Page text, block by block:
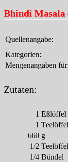
Bhindi Masala
Quellenangabe:
Kategorien:
Mengenangaben für:
Zutaten:
1 Eßlöffel
1 Teelöffel
660 g
1/2 Teelöffel
1/4 Bündel